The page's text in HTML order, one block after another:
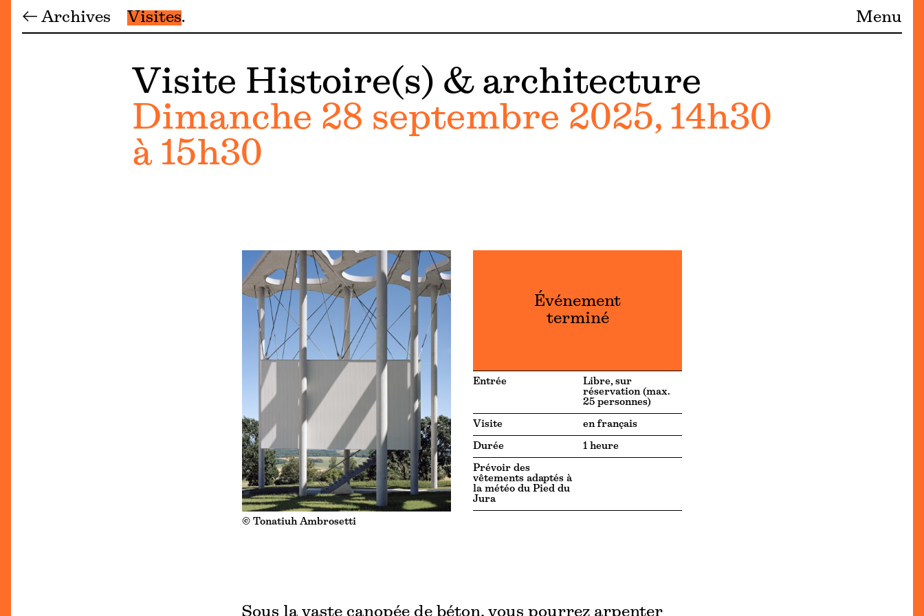
← Archives Visites Menu
Visite Histoire(s) & architecture
Dimanche 28 septembre 2025, 14h30
à 15h30
© Tonatiuh Ambrosetti
Événement
terminé
Entrée
Libre, sur
réservation (max.
25 personnes)
Visite en français
Durée 1 heure
Prévoir des
vêtements adaptés à
la météo du Pied du
Jura
Sous la vaste canopée de béton, vous pourrez arpenter